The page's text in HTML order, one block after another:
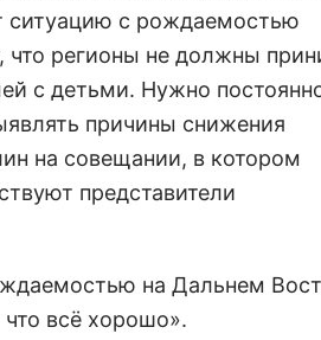
ситуацию с рождаемостью
что регионы не должны
с детьми. Нужно
причины снижения
на совещании, в котором
представители
на Дальнем
что всё хорошо».